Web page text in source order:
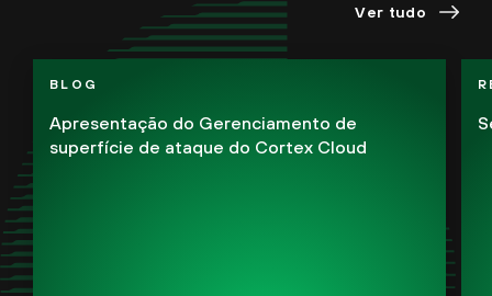
Ver tudo
BLOG
Apresentação do Gerenciamento de
superfície de ataque do Cortex Cloud